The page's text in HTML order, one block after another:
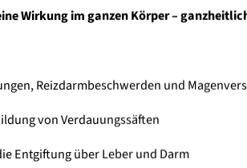
Wirkung im ganzen Körper –
Reizdarmbeschwerden und
von Verdauungssäften
Entgiftung über Leber und Darm